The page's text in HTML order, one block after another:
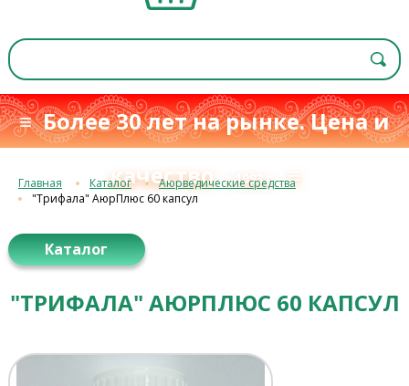
≡ Более 30 лет на рынке. Цена и
качествос 1993 г.≡
Главная Каталог
Аюрведические средства
"Трифала" АюрПлюс 60 капсул
Каталог
"ТРИФАЛА" АЮРПЛЮС 60 КАПСУЛ